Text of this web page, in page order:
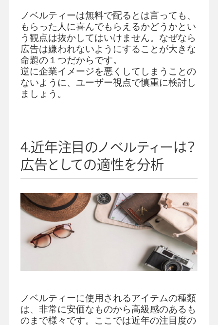
ノベルティーは無料で配るとは言っても、
もらった人に喜んでもらえるかどうかとい
う観点は抜かしてはいけません。なぜなら
広告は嫌われないようにすることが大きな
命題の１つだからです。
逆に企業イメージを悪くしてしまうことの
ないように、ユーザー視点で慎重に検討し
ましょう。
4.近年注目のノベルティーは？
広告としての適性を分析
ノベルティーに使用されるアイテムの種類
は、非常に安価なものから高級感のあるも
のまで様々です。ここでは近年の注目度の